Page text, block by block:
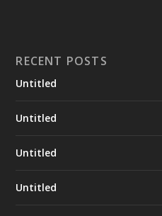
RECENT POSTS
Untitled
Untitled
Untitled
Untitled